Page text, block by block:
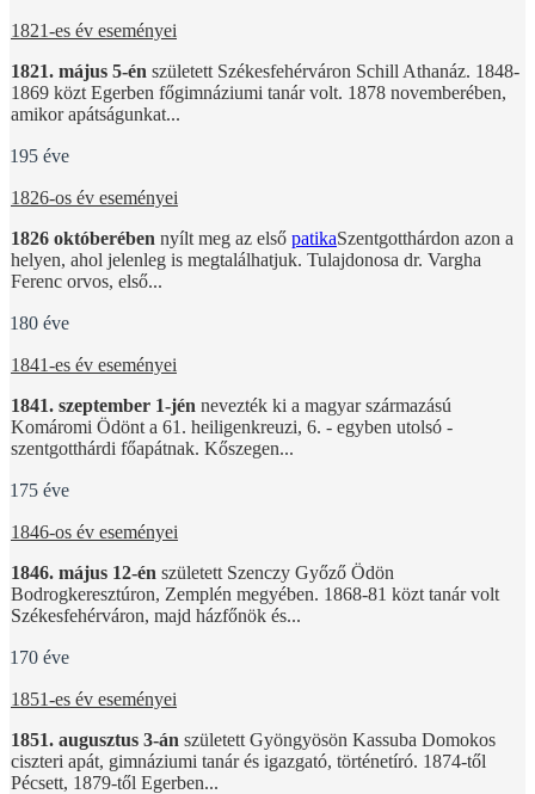
1821-es év eseményei
1821. május 5-én született Székesfehérváron Schill Athanáz. 1848-
1869 közt Egerben főgimnáziumi tanár volt. 1878 novemberében,
amikor apátságunkat...
195 éve
1826-os év eseményei
1826 októberében nyílt meg az első patikaSzentgotthárdon azon a
helyen, ahol jelenleg is megtalálhatjuk. Tulajdonosa dr. Vargha
Ferenc orvos, első...
180 éve
1841-es év eseményei
1841. szeptember 1-jén nevezték ki a magyar származású
Komáromi Ödönt a 61. heiligenkreuzi, 6. - egyben utolsó -
szentgotthárdi főapátnak. Kőszegen...
175 éve
1846-os év eseményei
1846. május 12-én született Szenczy Győző Ödön
Bodrogkeresztúron, Zemplén megyében. 1868-81 közt tanár volt
Székesfehérváron, majd házfőnök és...
170 éve
1851-es év eseményei
1851. augusztus 3-án született Gyöngyösön Kassuba Domokos
ciszteri apát, gimnáziumi tanár és igazgató, történetíró. 1874-től
Pécsett, 1879-től Egerben...